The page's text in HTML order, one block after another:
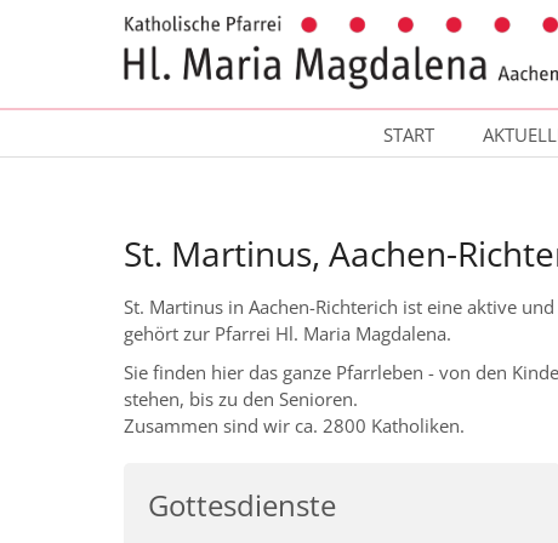
Zum Inhalt springen
START
St. Martinus, Aachen-
St. Martinus in Aachen-Richterich ist eine aktive
gehört zur Pfarrei Hl. Maria Magdalena.
Sie finden hier das ganze Pfarrleben - von den
stehen, bis zu den Senioren.
Zusammen sind wir ca. 2800 Katholiken.
Gottesdienste